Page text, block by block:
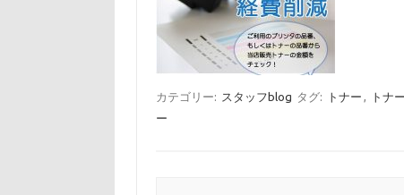
カテゴリー: スタッフblog タグ: トナー , トナ
ー